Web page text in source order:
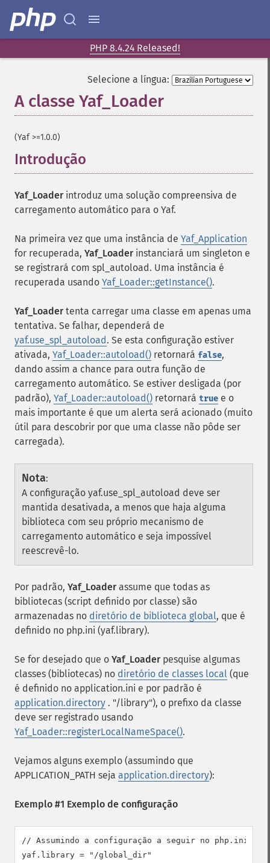
PHP 8.4.24 Released!
Selecione a língua:
A classe Yaf_Loader
(Yaf >=1.0.0)
Introdução
Yaf_Loaderintroduz uma solução compreensiva de
carregamento automático para o Yaf.
Na primeira vez que uma instância de Yaf_Application
for recuperada, Yaf_Loaderinstanciará um singleton e
se registrará com spl_autoload. Uma instância é
recuperada usando Yaf_Loader::getInstance().
Yaf_Loadertenta carregar uma classe em apenas uma
tentativa. Se falhar, dependerá de
yaf.use_spl_autoload. Se esta configuração estiver
ativada, Yaf_Loader::autoload() retornará false,
dando assim a chance para outra função de
carregamento automático. Se estiver desligada (por
padrão), Yaf_Loader::autoload() retornará true e o
mais importante é que um alerta será acionado (muito
útil para descobrir por que uma classe não pôde ser
carregada).
Nota:
A configuração yaf.use_spl_autoload deve ser
mantida desativada, a menos que haja alguma
biblioteca com seu próprio mecanismo de
carregamento automático e seja impossível
reescrevê-lo.
Por padrão, Yaf_Loaderassume que todas as
bibliotecas (script definido por classe) são
armazenadas no diretório de biblioteca global, que é
definido no php.ini (yaf.library).
Se for desejado que o Yaf_Loaderpesquise algumas
classes (bibliotecas) no diretório de classes local (que
é definido no application.ini e por padrão é
application.directory . "/library"), o prefixo da classe
deve ser registrado usando
Yaf_Loader::registerLocalNameSpace().
Vejamos alguns exemplo (assumindo que
APPLICATION_PATH seja application.directory):
Exemplo #1 Exemplo de configuração
// Assumindo a configuração a seguir no php.ini:
yaf.library = "/global_dir"